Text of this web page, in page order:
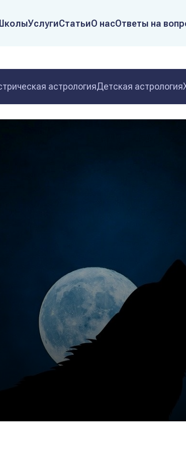
УслугиСтатьиО насОтветы на
астрологияДетская астрология